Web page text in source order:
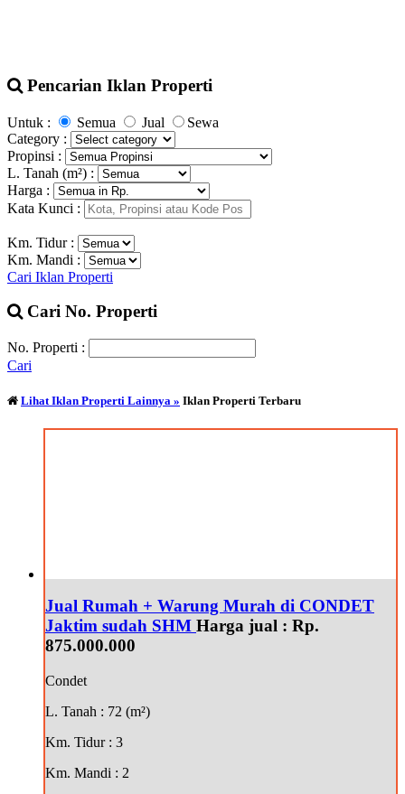
Pencarian Iklan Properti
Untuk : Semua Jual
Sewa
Category :
Propinsi :
L. Tanah (m²) :
Harga :
Kata Kunci :
Km. Tidur :
Km. Mandi :
Cari Iklan Properti
Cari No. Properti
No. Properti :
Cari
Lihat Iklan Properti Lainnya » Iklan Properti Terbaru
Jual Rumah + Warung Murah di CONDET
Jaktim sudah SHM Harga jual : Rp.
875.000.000
Condet
L. Tanah : 72 (m²)
Km. Tidur : 3
Km. Mandi : 2